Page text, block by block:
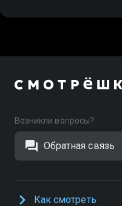
Возникли вопросы?
Обратная связь
Как смотреть